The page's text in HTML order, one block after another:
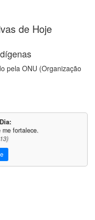
de Hoje
pela ONU (Organização
me fortalece.